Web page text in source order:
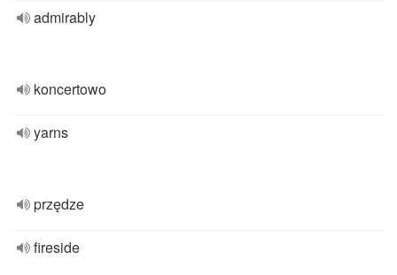
admirably
koncertowo
yarns
przędze
fireside